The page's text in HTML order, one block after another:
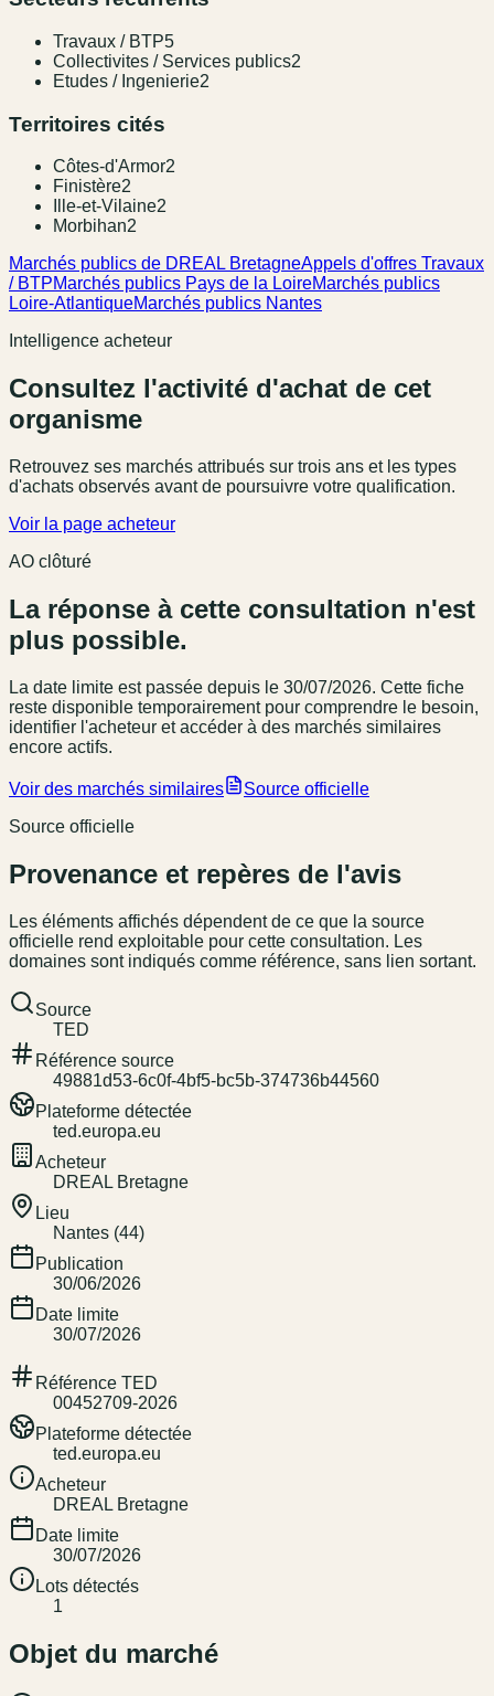
Travaux / BTP5
Collectivites / Services publics2
Etudes / Ingenierie2
Territoires cités
Côtes-d'Armor2
Finistère2
Ille-et-Vilaine2
Morbihan2
Marchés publics de DREAL BretagneAppels d'offres Travaux
/ BTPMarchés publics Pays de la LoireMarchés publics
Loire-AtlantiqueMarchés publics Nantes
Intelligence acheteur
Consultez l'activité d'achat de cet
organisme
Retrouvez ses marchés attribués sur trois ans et les types
d'achats observés avant de poursuivre votre qualification.
Voir la page acheteur
AO clôturé
La réponse à cette consultation n'est
plus possible.
La date limite est passée depuis le 30/07/2026. Cette fiche
reste disponible temporairement pour comprendre le besoin,
identifier l'acheteur et accéder à des marchés similaires
encore actifs.
Voir des marchés similaires
Source officielle
Source officielle
Provenance et repères de l'avis
Les éléments affichés dépendent de ce que la source
officielle rend exploitable pour cette consultation. Les
domaines sont indiqués comme référence, sans lien sortant.
Source
TED
Référence source
49881d53-6c0f-4bf5-bc5b-374736b44560
Plateforme détectée
ted.europa.eu
Acheteur
DREAL Bretagne
Lieu
Nantes (44)
Publication
30/06/2026
Date limite
30/07/2026
Référence TED
00452709-2026
Plateforme détectée
ted.europa.eu
Acheteur
DREAL Bretagne
Date limite
30/07/2026
Lots détectés
1
Objet du marché